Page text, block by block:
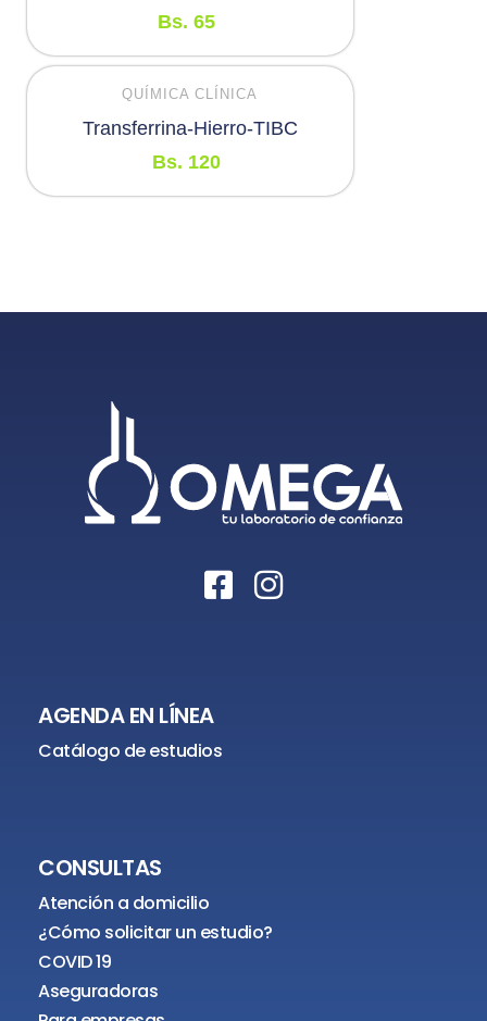
Bs. 65
QUÍMICA CLÍNICA
Transferrina-Hierro-TIBC
Bs. 120
AGENDA EN LÍNEA
Catálogo de estudios
CONSULTAS
Atención a domicilio
¿Cómo solicitar un estudio?
COVID 19
Aseguradoras